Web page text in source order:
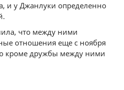
и у Джанлуки определенно
что между ними
отношения еще с ноября
кроме дружбы между ними